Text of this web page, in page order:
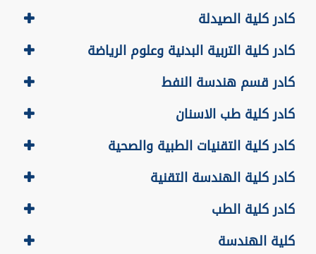
كادر كلية الصيدلة
كادر كلية التربية البدنية وعلوم الرياضة
كادر قسم هندسة النفط
كادر كلية طب الاسنان
كادر كلية التقنيات الطبية والصحية
كادر كلية الهندسة التقنية
كادر كلية الطب
كلية الهندسة